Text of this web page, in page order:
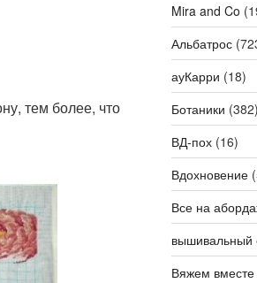
тем более, что
Mira and Co
Альбатрос
ауКарри (18)
Ботаники
ВД-пох(16)
Вдохновение
Все на
вышивальный
Вяжем вместе